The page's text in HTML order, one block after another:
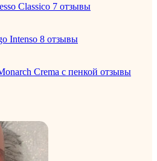
Classico 7 отзывы
Intenso 8 отзывы
Crema с пенкой отзывы